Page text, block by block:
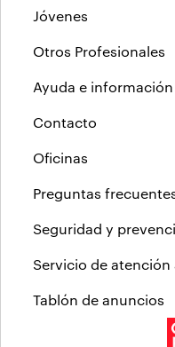
Jóvenes
Otros Profesionales
Ayuda e información
Contacto
Oficinas
Preguntas
Seguridad y
Servicio de atención
Tablón de anuncios